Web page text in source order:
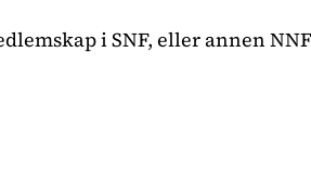
i SNF, eller annen